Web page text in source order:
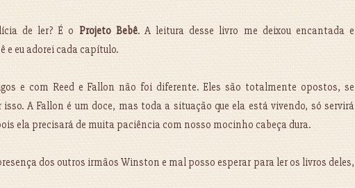
de ler? É o Projeto Bebê. A leitura desse livro me deixou encantada e
eu adorei cada capítulo.
e com Reed e Fallon não foi diferente. Eles são totalmente opostos, se
A Fallon é um doce, mas toda a situação que ela está vivendo, só servirá
ela precisará de muita paciência com nosso mocinho cabeça dura.
dos outros irmãos Winston e mal posso esperar para ler os livros deles,